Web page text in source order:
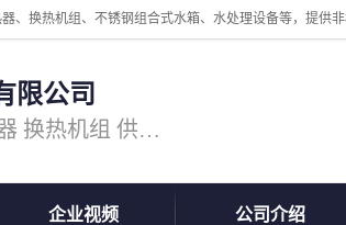
限公司
主营产品：换热器 板式换热器 换热机组 供水设备 水处理设备
企业视频 公司介绍